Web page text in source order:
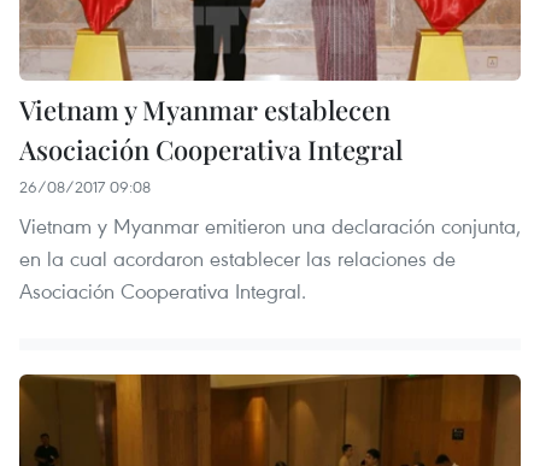
Vietnam y Myanmar establecen
Asociación Cooperativa Integral
26/08/2017 09:08
Vietnam y Myanmar emitieron una declaración conjunta,
en la cual acordaron establecer las relaciones de
Asociación Cooperativa Integral.